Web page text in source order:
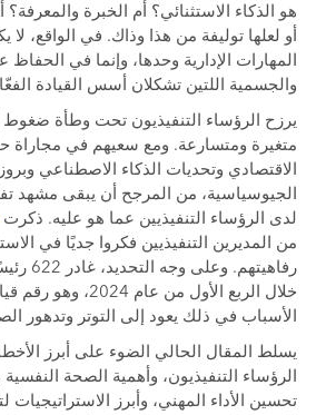
هو الذكاء الاستثنائي؟ أم الخبرة والمعرفة؟
أو لعلها توليفة من هذا وذاك. في الواقع،
المهارات الإدارية وحدها، وإنما في
والجسمية اللتين تشكلان أسس القيادة
يرزح الرؤساء التنفيذيون تحت وطأة ضغوط
متغيرة ومتسارعة. ومع سعيهم في مجاراة
الاقتصادي وتحديات الذكاء الاصطناعي
الجيوسياسية، من المرجح أن يبقى مشهد
لدى الرؤساء التنفيذيين عما هو عليه.
من المديرين التنفيذيين فكروا جديًا في
رفاهيتهم.
خلال الربع الأول من عام
الأسباب في ذلك يعود إلى التوتر وتدهور
يسلط المقال الحالي الضوء على أبرز
الرؤساء التنفيذيون، وأهمية الصحة
تحسين الأداء المهني، وأبرز الاستراتيجيات